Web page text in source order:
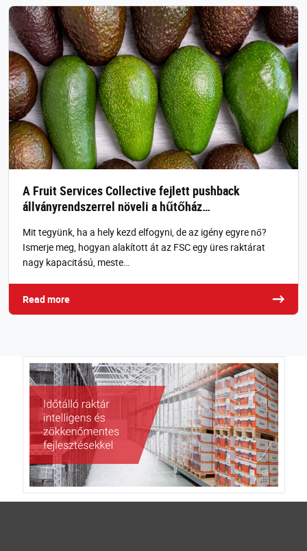
A Fruit Services Collective fejlett pushback
állványrendszerrel növeli a hűtőház…
Mit tegyünk, ha a hely kezd elfogyni, de az igény egyre nő?
Ismerje meg, hogyan alakított át az FSC egy üres raktárat
nagy kapacitású, meste…
Read more